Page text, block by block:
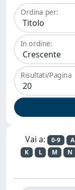
Ordina per:
In ordine:
Risultati/Pagina
Vai a: 0-9 A
K
L M N